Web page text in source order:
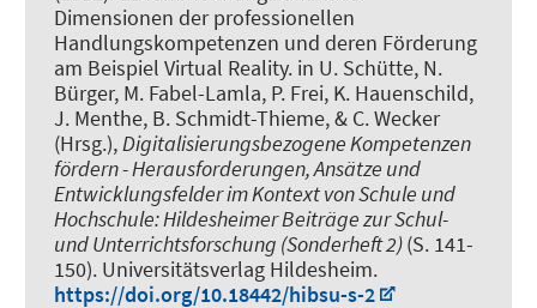
Dimensionen der professionellen
Handlungskompetenzen und deren Förderung
am Beispiel Virtual Reality. in U. Schütte, N.
Bürger, M. Fabel-Lamla, P. Frei, K. Hauenschild,
J. Menthe, B. Schmidt-Thieme, & C. Wecker
(Hrsg.),Digitalisierungsbezogene Kompetenzen
fördern - Herausforderungen, Ansätze und
Entwicklungsfelder im Kontext von Schule und
Hochschule: Hildesheimer Beiträge zur Schul-
und Unterrichtsforschung (Sonderheft 2)(S. 141-
150). Universitätsverlag Hildesheim.
https://doi.org/10.18442/hibsu-s-2